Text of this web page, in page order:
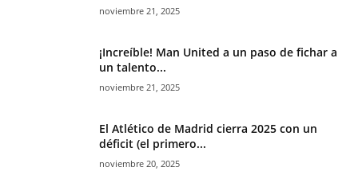
noviembre 21, 2025
¡Increíble! Man United a un paso de fichar a
un talento...
noviembre 21, 2025
El Atlético de Madrid cierra 2025 con un
déficit (el primero...
noviembre 20, 2025